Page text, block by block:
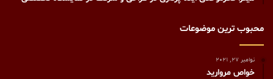
محبوب ترین موضوعات
نوامبر 27, 2021
ﺧﻮاص ﻣﺮوارﯾﺪ